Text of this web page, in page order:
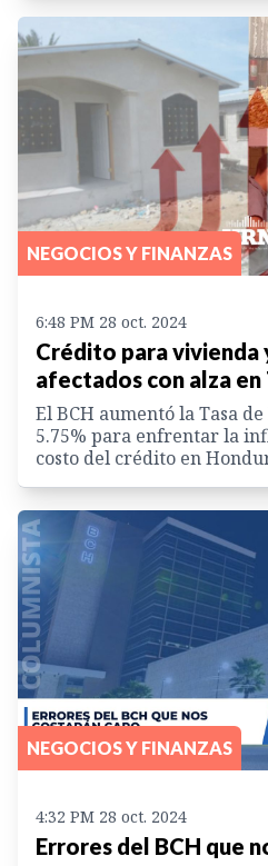
NEGOCIOS Y FINANZAS
6:48 PM 28 oct. 2024
Crédito para vivienda
afectados con alza
El BCH aumentó la Tasa
5.75% para enfrentar la
costo del crédito en
NEGOCIOS Y FINANZAS
4:32 PM 28 oct. 2024
Errores del BCH que